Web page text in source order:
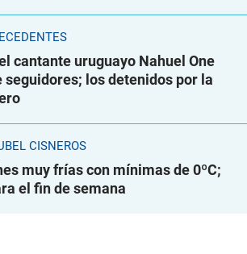
cantante uruguayo Nahuel One
seguidores; los detenidos por la
CISNEROS
muy frías con mínimas de 0ºC;
el fin de semana